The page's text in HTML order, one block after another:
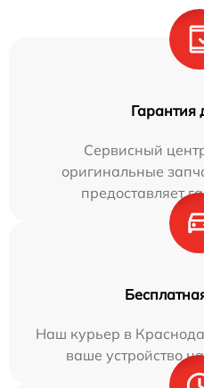
Гарантия
Сервисный
оригинальные
предоставляет
Наш курьер в
ваше устройство